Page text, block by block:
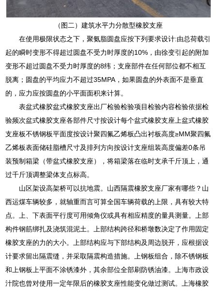
（图二）建筑水平力分散型橡胶支座
在使用极限状态之下，聚氨脂圆盘应按下列要求设计:由总荷载引
起的瞬时变形不得超过圆盘不受力时厚度的10%，由徐变引起的附加
变形不超过圆盘不受力时厚度的8纬；支座部件在任何部位都不相互
脱离；圆盘的平均应力不超过35MPA，如果圆盘的外表面不是垂直
的，应力应按圆盘的小平面面积来计算。
表盆式橡胶盆式橡胶支座出厂检验检验项目检验内容检验依据检
验频次盆式橡胶支座各部件尺寸按设计每个盆式橡胶支座上盆式橡胶
支座板不锈钢板平面度按设计聚四氟乙烯板凸出衬板高度≥MM聚四氟
乙烯板表面储硅脂槽尺寸及排列方向按设计支座组装高度偏差0条吊
装预制箱梁（带盆式橡胶支座），将箱梁落在临时支承千斤顶上，通
过千斤顶调整梁体支点标高。
山区架设高架桥可以抗地震。山西隔震橡胶支座厂家有哪些？山
西运煤车辆较多，就轴重而言可算全国车辆荷载的上限，具有较大特
点。上、下表面平行度可用倾角仪或具有相应精度的量具测量。上部
构件钢筋绑扎及浇筑混泥土。上部结构跨径和桥墩数决定了作用固定
橡胶支座的力的大小。上部结构应与下部结构及周边脱开，应根据设
计要求留出隔震缝，并采取隔震构造措施。上钢板组合，除不锈钢板
和上钢板上平面不涂锈漆外，其余部位全部刷防锈油漆。上海市政设
汁院也曾对使用一定年限后的橡胶支座性能变化做过测试。上海橡胶